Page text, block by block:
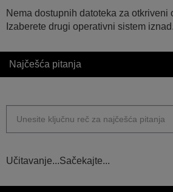
Nema dostupnih datoteka za otkriveni
Izaberete drugi operativni sistem iznad.
Najčešća pitanja
Učitavanje...Sačekajte...